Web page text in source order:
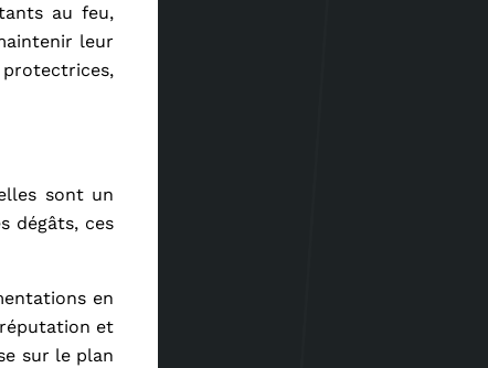
au feu,
leur
sont un
dégâts, ces
en
et
sur le plan